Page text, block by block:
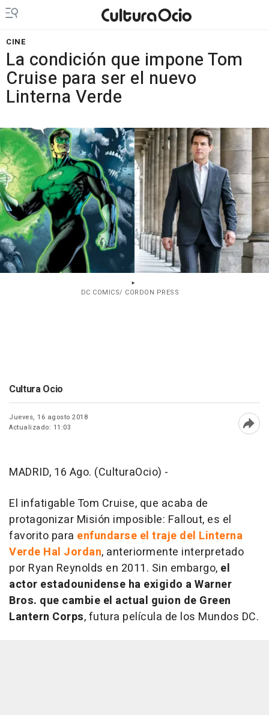
CINE
La condición que impone Tom
Cruise para ser el nuevo
Linterna Verde
DC COMICS/ CORDON PRESS
Cultura Ocio
Jueves, 16 agosto 2018
Actualizado: 11:03
MADRID, 16 Ago. (CulturaOcio) -
El infatigable Tom Cruise, que acaba de
protagonizar Misión imposible: Fallout, es el
favorito para enfundarse el traje del Linterna
Verde Hal Jordan, anteriormente interpretado
por Ryan Reynolds en 2011. Sin embargo, el
actor estadounidense ha exigido a Warner
Bros. que cambie el actual guion de Green
Lantern Corps, futura película de los Mundos DC.